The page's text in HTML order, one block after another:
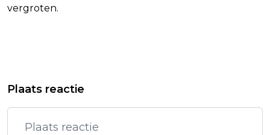
vergroten.
FESTIVITEITEN IN LUXEMBURG
MOTORCOUREUR BEZZECCHI WINT
SPRINTRACE GP INDONESIË
Plaats reactie